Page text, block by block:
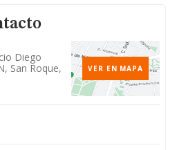
Diego
San Roque,
VER EN MAPA